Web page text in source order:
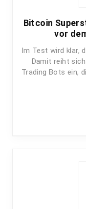
Bitcoin
vor
Im Test wird klar,
Damit reiht
Trading Bots ein,